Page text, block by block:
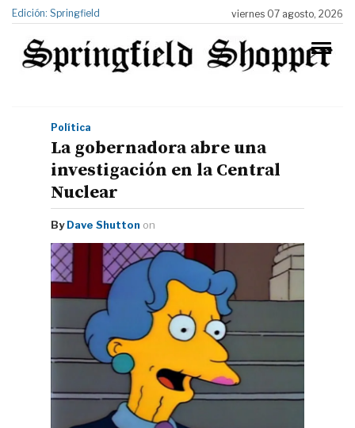
Edición: Springfield viernes 07 agosto, 2026
Política
La gobernadora abre una
investigación en la Central
Nuclear
By Dave Shutton on